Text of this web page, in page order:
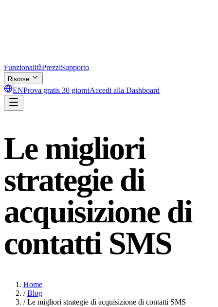
FunzionalitàPrezziSupporto
Risorse
ENProva gratis 30 giorniAccedi alla Dashboard
Le migliori
strategie di
acquisizione di
contatti SMS
Home
/ Blog
/ Le migliori strategie di acquisizione di contatti SMS